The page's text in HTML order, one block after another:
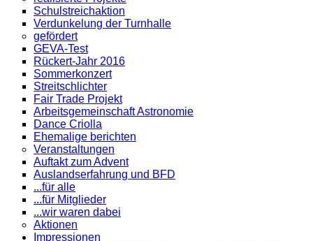
Schulstreichaktion
Verdunkelung der Turnhalle
gefördert
GEVA-Test
Rückert-Jahr 2016
Sommerkonzert
Streitschlichter
Fair Trade Projekt
Arbeitsgemeinschaft Astronomie
Dance Criolla
Ehemalige berichten
Veranstaltungen
Auftakt zum Advent
Auslandserfahrung und BFD
...für alle
...für Mitglieder
...wir waren dabei
Aktionen
Impressionen